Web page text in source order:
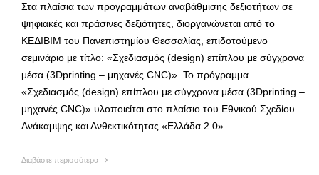
Στα πλαίσια των προγραμμάτων αναβάθμισης δεξιοτήτων σε
ψηφιακές και πράσινες δεξιότητες, διοργανώνεται από το
ΚΕΔΙΒΙΜ του Πανεπιστημίου Θεσσαλίας, επιδοτούμενο
σεμινάριο με τίτλο: «Σχεδιασμός (design) επίπλου με σύγχρονα
μέσα (3Dprinting – μηχανές CNC)». Το πρόγραμμα
«Σχεδιασμός (design) επίπλου με σύγχρονα μέσα (3Dprinting –
μηχανές CNC)» υλοποιείται στο πλαίσιο του Εθνικού Σχεδίου
Ανάκαμψης και Ανθεκτικότητας «Ελλάδα 2.0» …
Διαβάστε περισσότερα